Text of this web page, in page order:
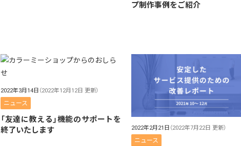
プ制作事例をご紹介
2022年3月14日 （2022年12月12日 更新）
ニュース
「友達に教える」機能のサポートを
終了いたします
2022年2月21日 （2022年7月22日 更新）
ニュース